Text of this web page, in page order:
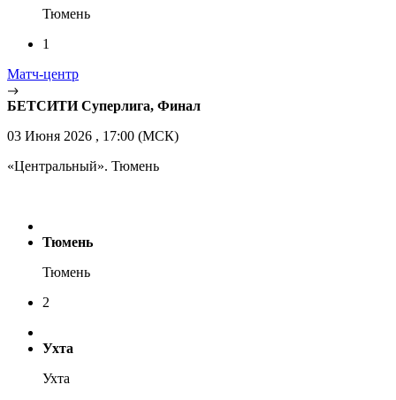
Тюмень
1
Матч-центр
БЕТСИТИ Суперлига, Финал
03 Июня 2026 , 17:00 (МСК)
«Центральный». Тюмень
Тюмень
Тюмень
2
Ухта
Ухта